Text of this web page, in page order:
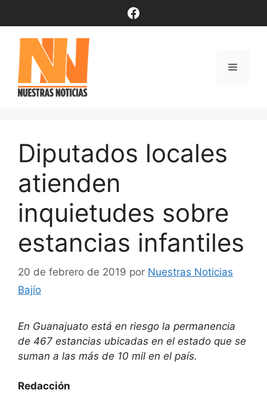
contenido
Facebook
Menú
Diputados locales
atienden
inquietudes sobre
estancias infantiles
20 de febrero de 2019 por Nuestras Noticias
Bajío
En Guanajuato está en riesgo la permanencia
de 467 estancias ubicadas en el estado que se
suman a las más de 10 mil en el país.
Redacción